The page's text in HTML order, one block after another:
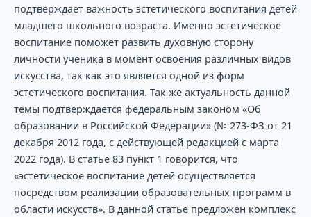
подтверждает важность эстетического воспитания детей
младшего школьного возраста. Именно эстетическое
воспитание поможет развить духовную сторону
личности ученика в момент освоения различных видов
искусства, так как это является одной из форм
эстетического воспитания. Так же актуальность данной
темы подтверждается федеральным законом «Об
образовании в Российской Федерации» (№ 273-ФЗ от 21
декабря 2012 года, с действующей редакцией с марта
2022 года). В статье 83 пункт 1 говорится, что
«эстетическое воспитание детей осуществляется
посредством реализации образовательных программ в
области искусств». В данной статье предложен комплекс